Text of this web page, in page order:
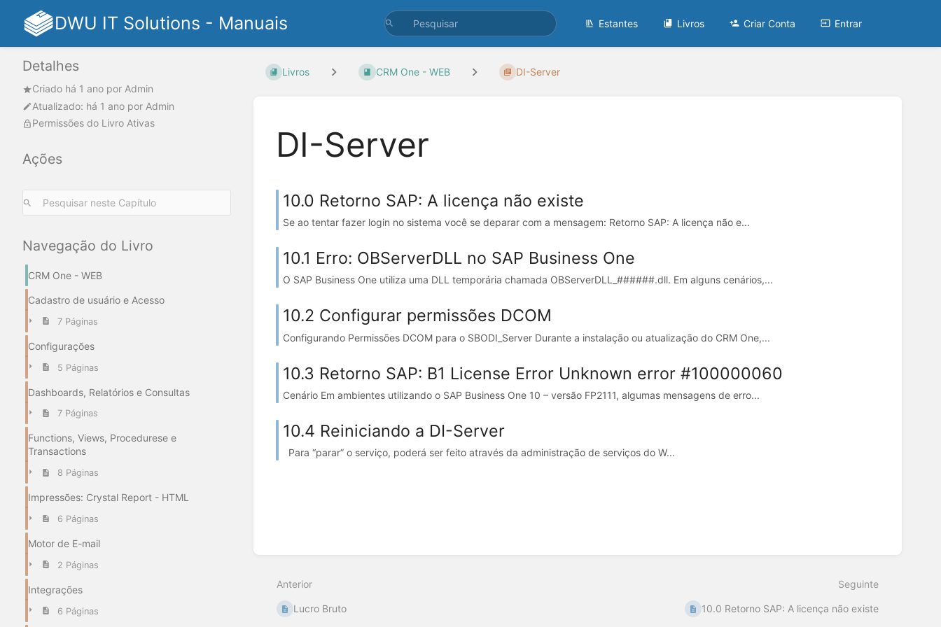
DWU IT Solutions - Manuais Estantes Livros Criar Conta Entrar
Detalhes
Criado há 1 ano por Admin
Atualizado: há 1 ano por Admin
Permissões do Livro Ativas
Ações
Navegação do Livro
CRM One - WEB
Cadastro de usuário e Acesso
7 Páginas
Configurações
5 Páginas
Dashboards, Relatórios e Consultas
7 Páginas
Functions, Views, Procedurese e
Transactions
8 Páginas
Impressões: Crystal Report - HTML
6 Páginas
Motor de E-mail
2 Páginas
Integrações
6 Páginas
Livros CRM One - WEB DI-Server
DI-Server
10.0 Retorno SAP: A licença não existe
Se ao tentar fazer login no sistema você se deparar com a mensagem: Retorno SAP: A licença não e...
10.1 Erro: OBServerDLL no SAP Business One
O SAP Business One utiliza uma DLL temporária chamada OBServerDLL_######.dll. Em alguns cenários,...
10.2 Configurar permissões DCOM
Configurando Permissões DCOM para o SBODI_Server Durante a instalação ou atualização do CRM One,...
10.3 Retorno SAP: B1 License Error Unknown error #100000060
Cenário Em ambientes utilizando o SAP Business One 10 – versão FP2111, algumas mensagens de erro...
10.4 Reiniciando a DI-Server
Para “parar” o serviço, poderá ser feito através da administração de serviços do W...
Anterior
Lucro Bruto
Seguinte
10.0 Retorno SAP: A licença não existe